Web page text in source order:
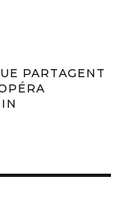
PARTAGENT